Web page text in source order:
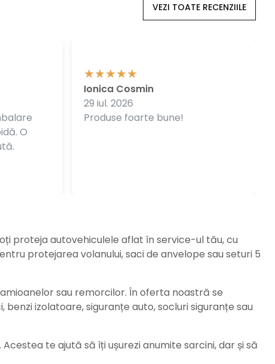
VEZI TOATE RECENZIILE
O
Produse foarte bune!
Ionica Cosmin
29 iul. 2026
proteja autovehiculele aflat în service-ul tău, cu
protejarea volanului, saci de anvelope sau seturi 5
sau remorcilor. În oferta noastră se
izolatoare, siguranțe auto, socluri siguranțe sau
te ajută să îți ușurezi anumite sarcini, dar și să